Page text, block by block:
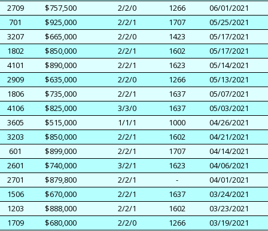
2709
$757,500 2/2/0 1266
06/01/2021
701
$925,000 2/2/1 1707
05/25/2021
3207
$665,000 2/2/0 1423
05/17/2021
1802
$850,000 2/2/1 1602
05/17/2021
4101
$890,000 2/2/1 1623
05/14/2021
2909
$635,000 2/2/0 1266
05/13/2021
1806
$735,000 2/2/1 1637
05/07/2021
4106
$825,000 3/3/0 1637
05/03/2021
3605
$515,000 1/1/1 1000
04/26/2021
3203
$850,000 2/2/1 1602
04/21/2021
601
$899,000 2/2/1 1707
04/14/2021
2601
$740,000 3/2/1 1623
04/06/2021
2701
$879,800 2/2/1 -
04/01/2021
1506
$670,000 2/2/1 1637
03/24/2021
1203
$888,000 2/2/1 1602
03/23/2021
1709
$680,000 2/2/0 1266
03/19/2021